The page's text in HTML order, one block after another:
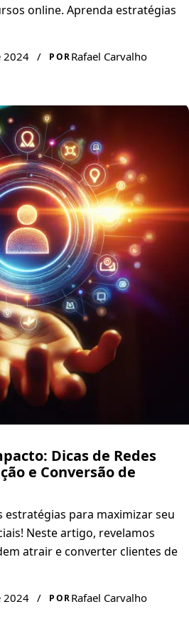
online. Aprenda estratégias
2024 / PORRafael Carvalho
Dicas de Redes
e Conversão de
estratégias para maximizar seu
Neste artigo, revelamos
atrair e converter clientes de
2024 / PORRafael Carvalho